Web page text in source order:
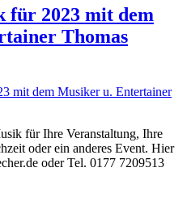
für 2023 mit dem
Thomas
für Ihre Veranstaltung, Ihre
oder ein anderes Event. Hier
oder Tel. 0177 7209513